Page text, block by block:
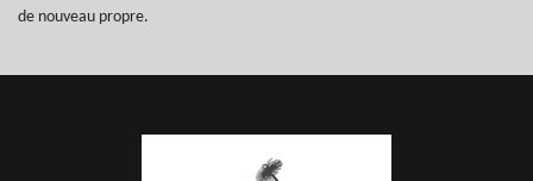
de nouveau propre.